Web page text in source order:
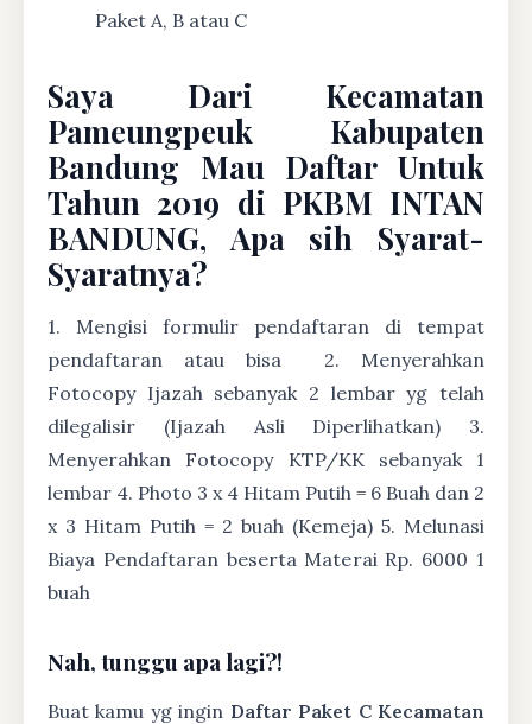
Paket A, B atau C
Saya Dari Kecamatan
Pameungpeuk Kabupaten
Bandung Mau Daftar Untuk
Tahun 2019 di PKBM INTAN
BANDUNG, Apa sih Syarat-
Syaratnya?
1. Mengisi formulir pendaftaran di tempat
pendaftaran atau bisa
2. Menyerahkan
Fotocopy Ijazah sebanyak 2 lembar yg telah
dilegalisir (Ijazah Asli Diperlihatkan) 3.
Menyerahkan Fotocopy KTP/KK sebanyak 1
lembar 4. Photo 3 x 4 Hitam Putih = 6 Buah dan 2
x 3 Hitam Putih = 2 buah (Kemeja) 5. Melunasi
Biaya Pendaftaran beserta Materai Rp. 6000 1
buah
Nah, tunggu apa lagi?!
Buat kamu yg ingin Daftar Paket C Kecamatan